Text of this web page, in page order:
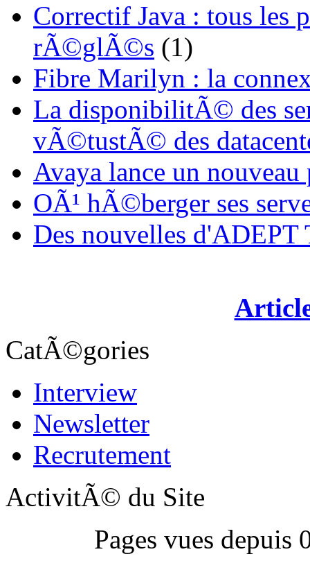
Correctif Java : tous les
rÃ©glÃ©s (1)
Fibre Marilyn : la
La disponibilitÃ© des
vÃ©tustÃ© des
Avaya lance un nouveau
OÃ¹ hÃ©berger ses
Des nouvelles
CatÃ©gories
Interview
Newsletter
Recrutement
ActivitÃ© du Site
Pages vues